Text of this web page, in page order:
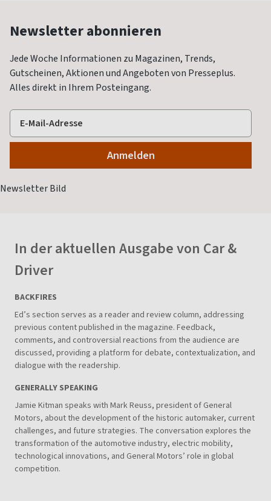
Newsletter abonnieren
Jede Woche Informationen zu Magazinen, Trends,
Gutscheinen, Aktionen und Angeboten von Presseplus.
Alles direkt in Ihrem Posteingang.
In der aktuellen Ausgabe von Car &
Driver
BACKFIRES
Ed’s section serves as a reader and review column, addressing
previous content published in the magazine. Feedback,
comments, and controversial reactions from the audience are
discussed, providing a platform for debate, contextualization, and
dialogue with the readership.
GENERALLY SPEAKING
Jamie Kitman speaks with Mark Reuss, president of General
Motors, about the development of the historic automaker, current
challenges, and future strategies. The conversation explores the
transformation of the automotive industry, electric mobility,
technological innovations, and General Motors’ role in global
competition.